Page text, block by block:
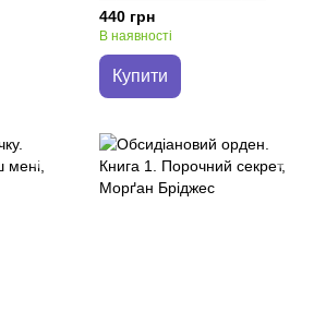
Саварина
440 грн
В наявності
Купити